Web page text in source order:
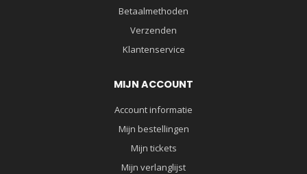
Betaalmethoden
Verzenden
Klantenservice
MIJN ACCOUNT
Account informatie
Mijn bestellingen
Mijn tickets
Mijn verlanglijst